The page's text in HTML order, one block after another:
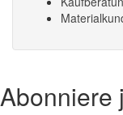
Abonniere